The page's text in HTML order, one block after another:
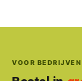
VOOR